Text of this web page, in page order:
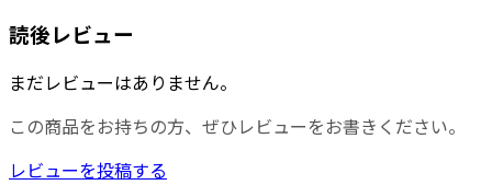
読後レビュー
まだレビューはありません。
この商品をお持ちの方、ぜひレビューをお書きください。
レビューを投稿する